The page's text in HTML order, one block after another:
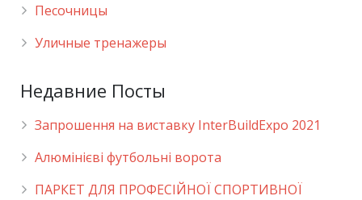
Песочницы
Уличные тренажеры
Недавние Посты
Запрошення на виставку InterBuildExpo 2021
Алюмінієві футбольні ворота
ПАРКЕТ ДЛЯ ПРОФЕСІЙНОЇ СПОРТИВНОЇ